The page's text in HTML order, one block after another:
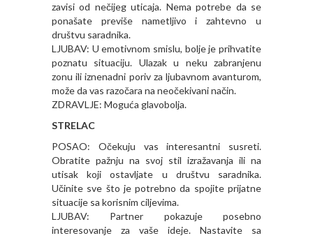
zavisi od nečijeg uticaja. Nema potrebe da se
ponašate previše nametljivo i zahtevno u
društvu saradnika.
LJUBAV: U emotivnom smislu, bolje je prihvatite
poznatu situaciju. Ulazak u neku zabranjenu
zonu ili iznenadni poriv za ljubavnom avanturom,
može da vas razočara na neočekivani način.
ZDRAVLJE: Moguća glavobolja.
STRELAC
POSAO: Očekuju vas interesantni susreti.
Obratite pažnju na svoj stil izražavanja ili na
utisak koji ostavljate u društvu saradnika.
Učinite sve što je potrebno da spojite prijatne
situacije sa korisnim ciljevima.
LJUBAV: Partner pokazuje posebno
interesovanje za vaše ideje. Nastavite sa